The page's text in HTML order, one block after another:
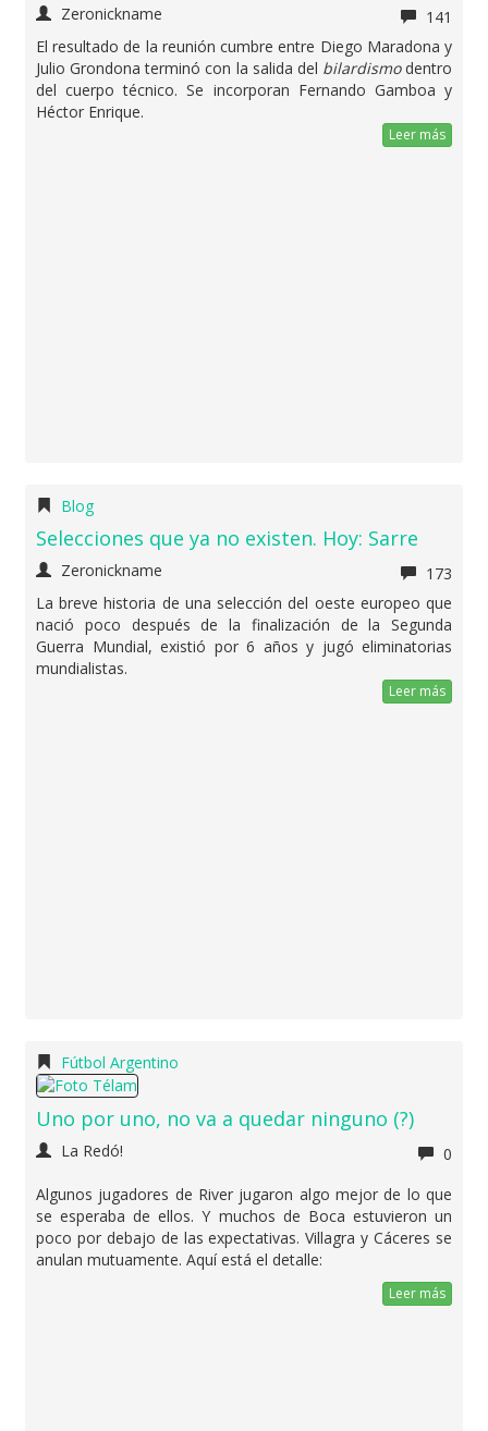
Zeronickname
141
El resultado de la reunión cumbre entre Diego Maradona y
Julio Grondona terminó con la salida del bilardismodentro
del cuerpo técnico. Se incorporan Fernando Gamboa y
Héctor Enrique.
Leer más
Blog
Selecciones que ya no existen. Hoy: Sarre
Zeronickname
173
La breve historia de una selección del oeste europeo que
nació poco después de la finalización de la Segunda
Guerra Mundial, existió por 6 años y jugó eliminatorias
mundialistas.
Leer más
Fútbol Argentino
Uno por uno, no va a quedar ninguno (?)
La Redó!
0
Algunos jugadores de River jugaron algo mejor de lo que
se esperaba de ellos. Y muchos de Boca estuvieron un
poco por debajo de las expectativas. Villagra y Cáceres se
anulan mutuamente. Aquí está el detalle:
Leer más